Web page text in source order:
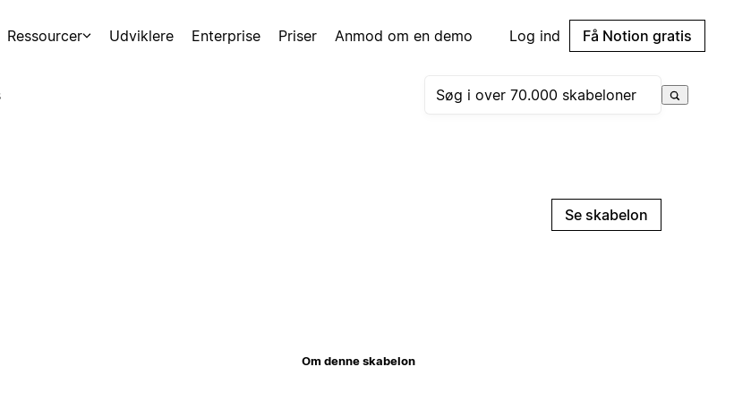
Ressourcer Udviklere Enterprise Priser Anmod om en demo Log ind Få Notion gratis
Se skabelon
Om denne skabelon